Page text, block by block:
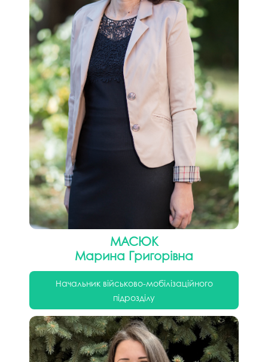
Масюк
Марина Григорівна
Начальник військово-мобілізаційного
підрозділу